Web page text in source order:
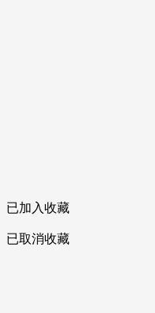
已加入收藏
已取消收藏